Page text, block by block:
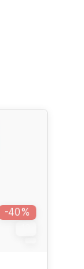
-40%